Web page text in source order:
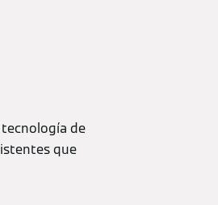
de
que